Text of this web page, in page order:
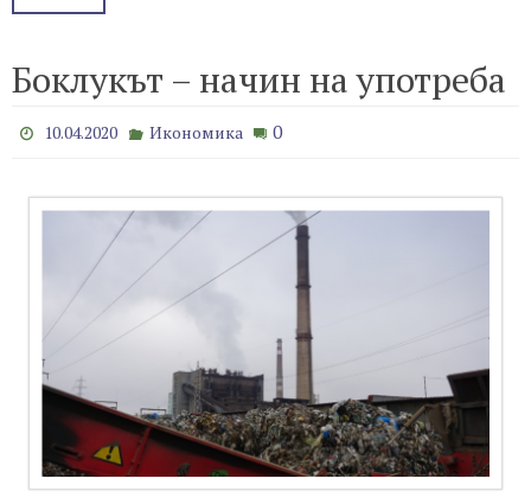
Боклукът – начин на употреба
10.04.2020 Икономика 0